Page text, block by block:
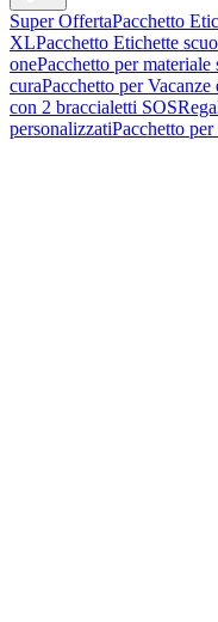
Super OffertaPacchetto
XLPacchetto Etichette
onePacchetto per materiale
curaPacchetto per Vacanze
con 2 braccialetti SOS
personalizzatiPacchetto